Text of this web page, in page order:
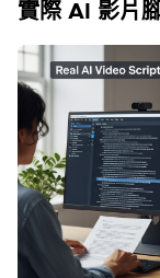
實際 AI 影片